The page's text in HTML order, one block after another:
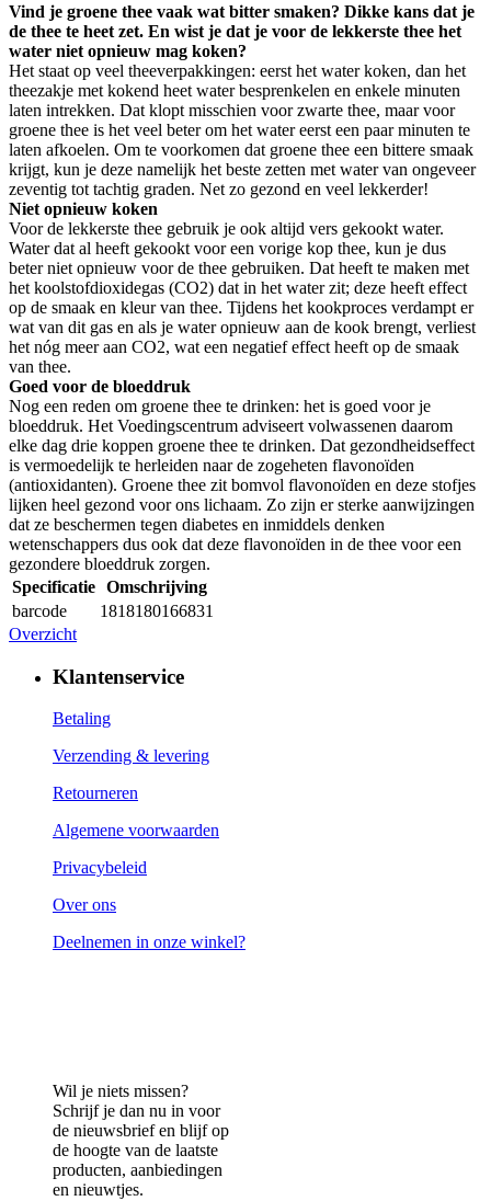
Vind je groene thee vaak wat bitter smaken? Dikke kans dat je
de thee te heet zet. En wist je dat je voor de lekkerste thee het
water niet opnieuw mag koken?
Het staat op veel theeverpakkingen: eerst het water koken, dan het
theezakje met kokend heet water besprenkelen en enkele minuten
laten intrekken. Dat klopt misschien voor zwarte thee, maar voor
groene thee is het veel beter om het water eerst een paar minuten te
laten afkoelen. Om te voorkomen dat groene thee een bittere smaak
krijgt, kun je deze namelijk het beste zetten met water van ongeveer
zeventig tot tachtig graden. Net zo gezond en veel lekkerder!
Niet opnieuw koken
Voor de lekkerste thee gebruik je ook altijd vers gekookt water.
Water dat al heeft gekookt voor een vorige kop thee, kun je dus
beter niet opnieuw voor de thee gebruiken. Dat heeft te maken met
het koolstofdioxidegas (CO2) dat in het water zit; deze heeft effect
op de smaak en kleur van thee. Tijdens het kookproces verdampt er
wat van dit gas en als je water opnieuw aan de kook brengt, verliest
het nóg meer aan CO2, wat een negatief effect heeft op de smaak
van thee.
Goed voor de bloeddruk
Nog een reden om groene thee te drinken: het is goed voor je
bloeddruk. Het Voedingscentrum adviseert volwassenen daarom
elke dag drie koppen groene thee te drinken. Dat gezondheidseffect
is vermoedelijk te herleiden naar de zogeheten flavonoïden
(antioxidanten). Groene thee zit bomvol flavonoïden en deze stofjes
lijken heel gezond voor ons lichaam. Zo zijn er sterke aanwijzingen
dat ze beschermen tegen diabetes en inmiddels denken
wetenschappers dus ook dat deze flavonoïden in de thee voor een
gezondere bloeddruk zorgen.
Specificatie Omschrijving
barcode
1818180166831
Overzicht
Klantenservice
Betaling
Verzending & levering
Retourneren
Algemene voorwaarden
Privacybeleid
Over ons
Deelnemen in onze winkel?
Wil je niets missen?
Schrijf je dan nu in voor
de nieuwsbrief en blijf op
de hoogte van de laatste
producten, aanbiedingen
en nieuwtjes.